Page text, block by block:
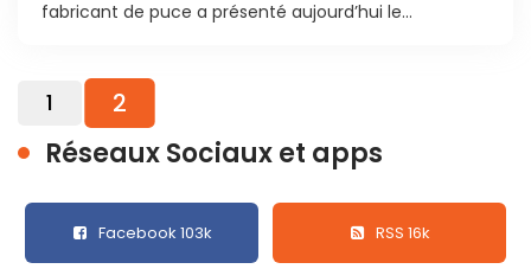
fabricant de puce a présenté aujourd’hui le...
1 2
Réseaux Sociaux et apps
Facebook 103k RSS 16k